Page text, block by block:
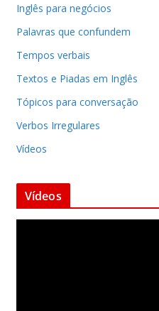
Inglês para negócios
Palavras que confundem
Tempos verbais
Textos e Piadas em Inglês
Tópicos para conversação
Verbos Irregulares
Vídeos
Vídeos